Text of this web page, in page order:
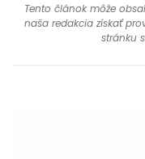
Tento článok môže
naša redakcia získať
stránku s